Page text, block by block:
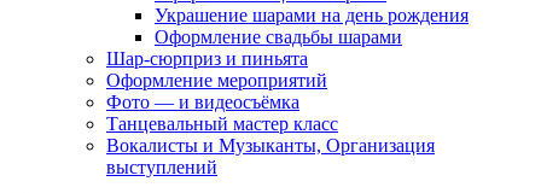
Украшение шарами на день рождения
Оформление свадьбы шарами
Шар-сюрприз и пиньята
Оформление мероприятий
Фото — и видеосъёмка
Танцевальный мастер класс
Вокалисты и Музыканты, Организация
выступлений